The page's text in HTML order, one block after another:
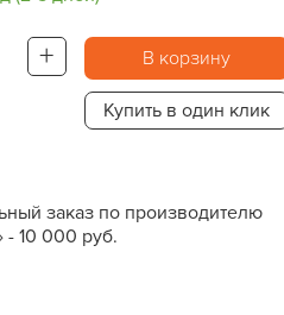
+ В корзину
Купить в один клик
заказ по производителю
- 10 000 руб.